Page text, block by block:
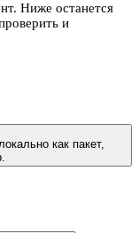
Ниже останется
и
как пакет,